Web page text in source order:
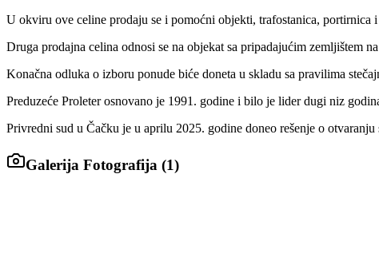
U okviru ove celine prodaju se i pomoćni objekti, trafostanica, portirnica
Druga prodajna celina odnosi se na objekat sa pripadajućim zemljištem
Konačna odluka o izboru ponude biće doneta u skladu sa pravilima
Preduzeće Proleter osnovano je 1991. godine i bilo je lider dugi niz
Privredni sud u Čačku je u aprilu 2025. godine doneo rešenje o
Galerija Fotografija (1)